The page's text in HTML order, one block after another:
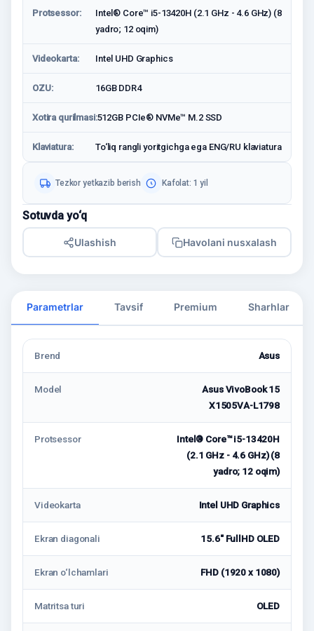
Protsessor:
Intel® Core™ i5-13420H (2.1 GHz - 4.6 GHz) (8
yadro; 12 oqim)
Videokarta: Intel UHD Graphics
OZU: 16GB DDR4
Xotira qurilmasi:512GB PCIe® NVMe™ M.2 SSD
Klaviatura: To‘liq rangli yoritgichga ega ENG/RU klaviatura
Tezkor yetkazib berish Kafolat: 1 yil
Sotuvda yo‘q
Ulashish Havolani nusxalash
Parametrlar Tavsif Premium Sharhlar
Brend Asus
Model
Asus VivoBook 15
X1505VA-L1798
Protsessor
Intel® Core™ i5-13420H
(2.1 GHz - 4.6 GHz) (8
yadro; 12 oqim)
Videokarta Intel UHD Graphics
Ekran diagonali 15.6" FullHD OLED
Ekran o‘lchamlari FHD (1920 x 1080)
Matritsa turi OLED